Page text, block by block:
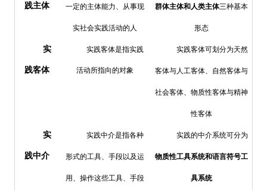
践主体 一定的主体能力、从事现
实社会实践活动的人
群体主体和人类主体三种基本
形态
实
践客体
实践客体是指实践
活动所指向的对象
实践客体可划分为天然
客体与人工客体、自然客体与
社会客体、物质性客体与精神
性客体
实
践中介
实践中介是指各种
形式的工具、手段以及运
用、操作这些工具、手段
实践的中介系统可分为
物质性工具系统和语言符号工
具系统